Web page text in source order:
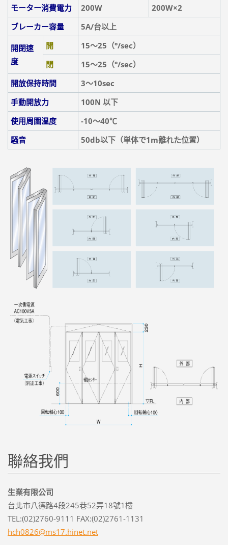
モーター消費電力
200W
200W×2
ブレーカー容量
5A/台以上
開閉速
度
開
15～25（°/sec）
閉
15～25（°/sec）
開放保持時間
3～10sec
手動開放力
100N 以下
使用周圍温度
-10～40℃
騒音
50db以下（単体で1m離れた位置）
聯絡我們
生業有限公司
台北市八德路4段245巷52弄18號1樓
TEL:(02)2760-9111 FAX:(02)2761-1131
hch0826@ms17.hinet.net